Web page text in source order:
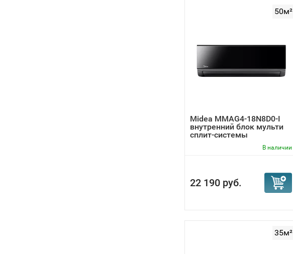
50м²
Midea MMAG4-18N8D0-I
внутренний блок мульти
сплит-системы
В наличии
22 190 руб.
35м²